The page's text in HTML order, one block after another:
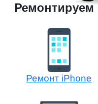
Ремонтируем
Ремонт iPhone